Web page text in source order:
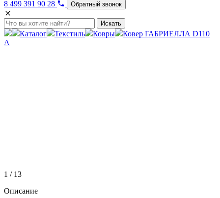
8 499 391 90 28 Обратный звонок
Искать
Каталог Текстиль Ковры
Ковер ГАБРИЕЛЛА D110
A
1 / 13
Описание